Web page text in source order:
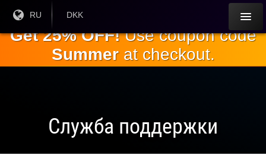
содержанию
Текущий
RU
Текущая
DKK
Get 25% OFF!Use coupon code
Summerat checkout.
Служба поддержки